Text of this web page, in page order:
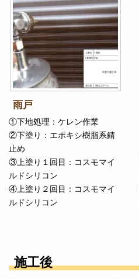
雨戸
①下地処理：ケレン作業
②下塗り：エポキシ樹脂系錆
止め
③上塗り１回目：コスモマイ
ルドシリコン
④上塗り２回目：コスモマイ
ルドシリコン
施工後